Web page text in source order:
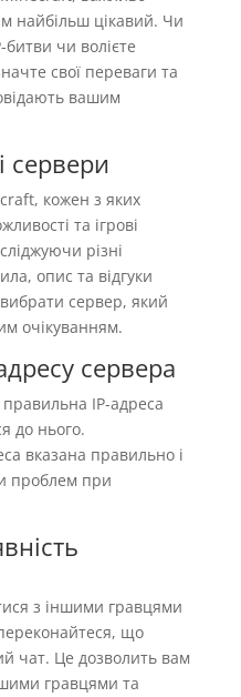
найбільш цікавий. Чи
чи волієте
свої переваги та
вашим
сервери
кожен з яких
та ігрові
різні
опис та відгуки
сервер, який
очікуванням.
сервера
IP-адреса
до нього.
вказана правильно і
проблем при
з іншими гравцями
що
чат. Це дозволить вам
гравцями та